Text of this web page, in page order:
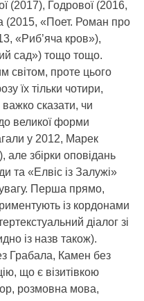
(2017), Годрової (2016,
(2015, «Поет. Роман про
«Риб’яча кров»),
сад») тощо тощо.
світом, проте цього
їх тільки чотири,
сказати, чи
великої форми
у 2012, Марек
збірки оповідань
та «Елвіс із Залужі»
Перша прямо,
із кордонами
діалог зі
із назв також).
Грабала, Камен без
що є візитівкою
розмовна мова,